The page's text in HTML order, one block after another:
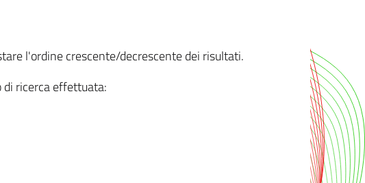
l'ordine crescente/decrescente dei risultati.
di ricerca effettuata: